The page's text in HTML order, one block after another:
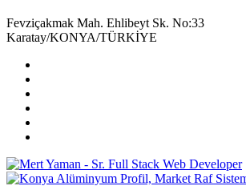
Fevziçakmak Mah. Ehlibeyt Sk. No:33
Karatay/KONYA/TÜRKİYE